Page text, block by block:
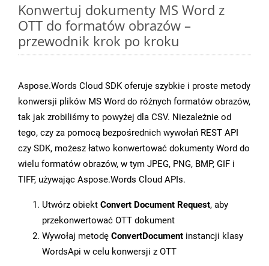
Konwertuj dokumenty MS Word z
OTT do formatów obrazów –
przewodnik krok po kroku
Aspose.Words Cloud SDK oferuje szybkie i proste metody
konwersji plików MS Word do różnych formatów obrazów,
tak jak zrobiliśmy to powyżej dla CSV. Niezależnie od
tego, czy za pomocą bezpośrednich wywołań REST API
czy SDK, możesz łatwo konwertować dokumenty Word do
wielu formatów obrazów, w tym JPEG, PNG, BMP, GIF i
TIFF, używając Aspose.Words Cloud APIs.
Utwórz obiekt Convert Document Request, aby
przekonwertować OTT dokument
Wywołaj metodę ConvertDocument instancji klasy
WordsApi w celu konwersji z OTT